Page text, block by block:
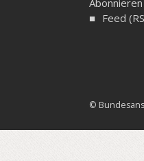
Abonnieren
Feed
©